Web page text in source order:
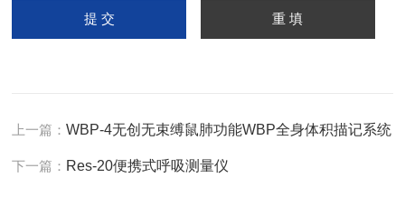
上一篇：WBP-4无创无束缚鼠肺功能WBP全身体积描记系统
下一篇： Res-20便携式呼吸测量仪